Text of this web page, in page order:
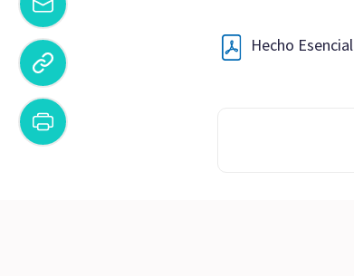
Hecho Esencial